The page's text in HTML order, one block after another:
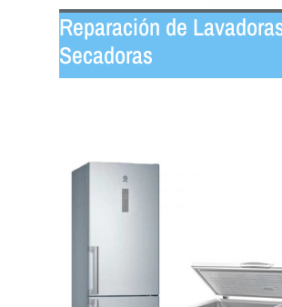
Reparación de
Secadoras